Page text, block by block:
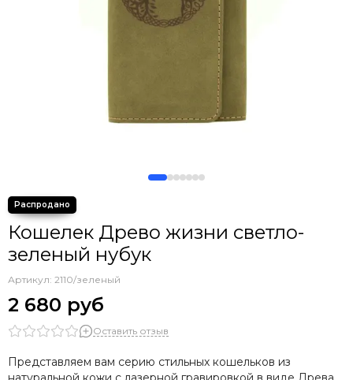
Кошелек Древо жизни светло-
зеленый нубук
Артикул: 2110/зеленый
2 680 руб
Оставить отзыв
Представляем вам серию стильных кошельков из